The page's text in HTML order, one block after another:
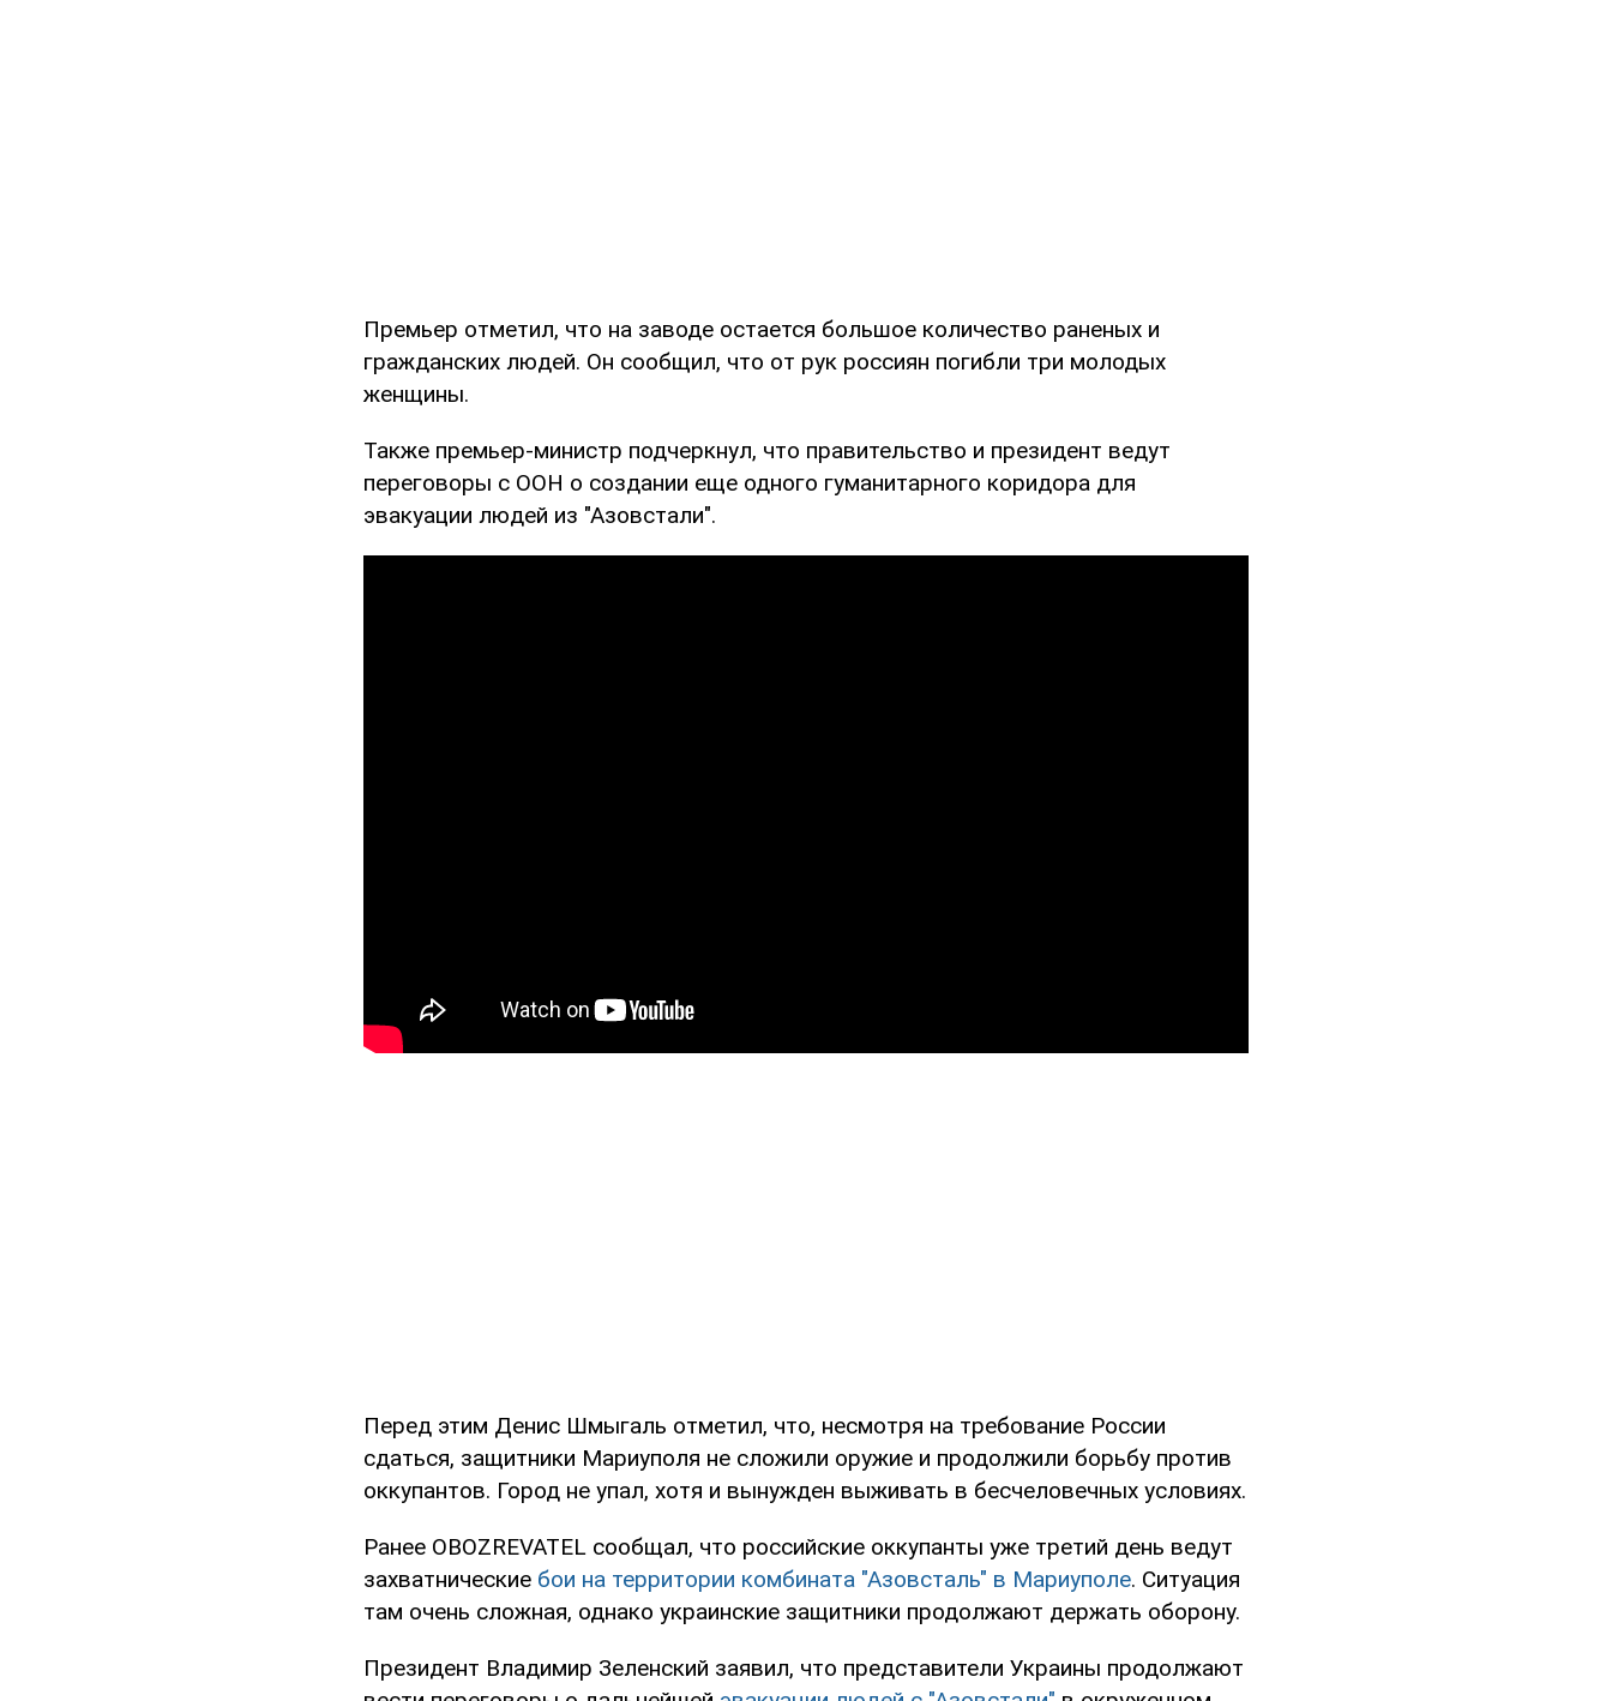
Премьер отметил, что на заводе остается большое количество раненых и
гражданских людей. Он сообщил, что от рук россиян погибли три молодых
женщины.
Также премьер-министр подчеркнул, что правительство и президент ведут
переговоры с ООН о создании еще одного гуманитарного коридора для
эвакуации людей из "Азовстали".
Перед этим Денис Шмыгаль отметил, что, несмотря на требование России
сдаться, защитники Мариуполя не сложили оружие и продолжили борьбу против
оккупантов. Город не упал, хотя и вынужден выживать в бесчеловечных условиях.
Ранее OBOZREVATEL сообщал, что российские оккупанты уже третий день ведут
захватнические бои на территории комбината "Азовсталь" в Мариуполе. Ситуация
там очень сложная, однако украинские защитники продолжают держать оборону.
Президент Владимир Зеленский заявил, что представители Украины продолжают